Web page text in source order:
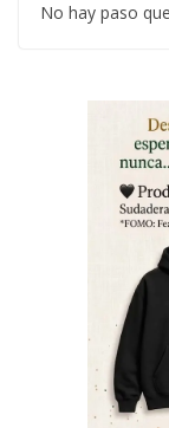
No hay paso